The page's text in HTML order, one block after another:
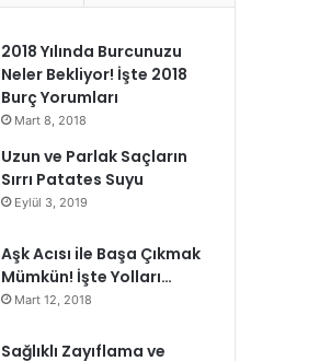
2018 Yılında Burcunuzu
Neler Bekliyor! İşte 2018
Burç Yorumları
Mart 8, 2018
Uzun ve Parlak Saçların
Sırrı Patates Suyu
Eylül 3, 2019
Aşk Acısı ile Başa Çıkmak
Mümkün! İşte Yolları…
Mart 12, 2018
Sağlıklı Zayıflama ve